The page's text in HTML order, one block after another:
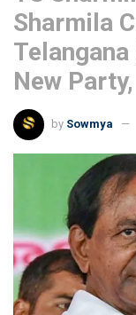
Sharmila
New Party,
by Sowmya